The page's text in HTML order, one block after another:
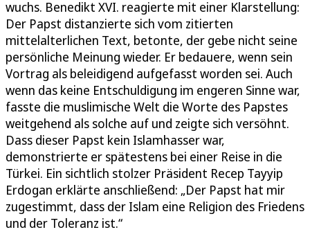
wuchs. Benedikt XVI. reagierte mit einer Klarstellung:
Der Papst distanzierte sich vom zitierten
mittelalterlichen Text, betonte, der gebe nicht seine
persönliche Meinung wieder. Er bedauere, wenn sein
Vortrag als beleidigend aufgefasst worden sei. Auch
wenn das keine Entschuldigung im engeren Sinne war,
fasste die muslimische Welt die Worte des Papstes
weitgehend als solche auf und zeigte sich versöhnt.
Dass dieser Papst kein Islamhasser war,
demonstrierte er spätestens bei einer Reise in die
Türkei. Ein sichtlich stolzer Präsident Recep Tayyip
Erdogan erklärte anschließend: „Der Papst hat mir
zugestimmt, dass der Islam eine Religion des Friedens
und der Toleranz ist.“